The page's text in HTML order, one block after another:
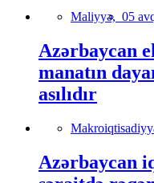
Maliyyə, 05
Azərbaycan
manatın
asılıdır
Azərbaycan